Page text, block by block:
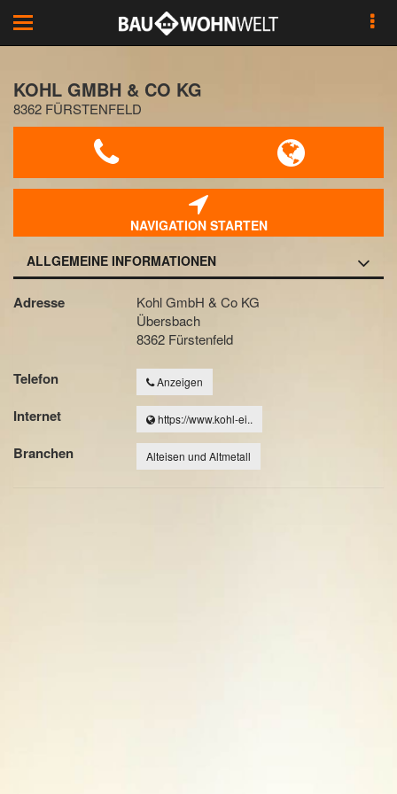
Toggle
navigation
KOHL GMBH & CO KG
8362 FÜRSTENFELD
NAVIGATION STARTEN
ALLGEMEINE INFORMATIONEN
Adresse
Kohl GmbH & Co KG
Übersbach
8362 Fürstenfeld
Telefon Anzeigen
Internet https://www.kohl-ei..
Branchen Alteisen und Altmetall